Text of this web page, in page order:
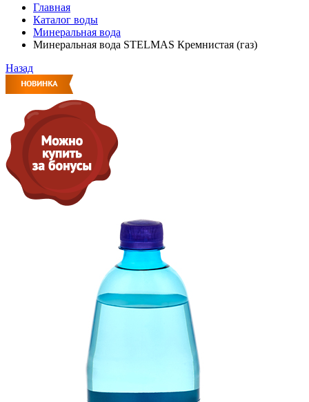
Главная
Каталог воды
Минеральная вода
Минеральная вода STELMAS Кремнистая (газ)
Назад